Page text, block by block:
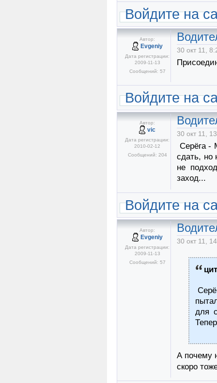
Войдите на
Автор:
Evgeniy
Дата регистрации:
2009-11-13
Сообщений: 57
30 окт 11,
Войдите на
Автор:
vic
Дата регистрации:
2010-02-12
Сообщений: 204
30 окт 11,
Серёга -
сдать, но
не
заход...
Войдите на
Автор:
Evgeniy
Дата регистрации:
2009-11-13
Сообщений: 57
30 окт 11,
для
А почему
скоро